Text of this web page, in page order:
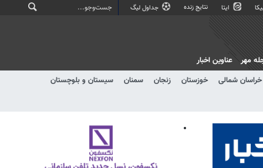
ایتا نتایج زنده جداول لیگ
خراسان شمالی خوزستان زنجان سمنان
سیستان و بلوچستان
مهر عناوین اخبار